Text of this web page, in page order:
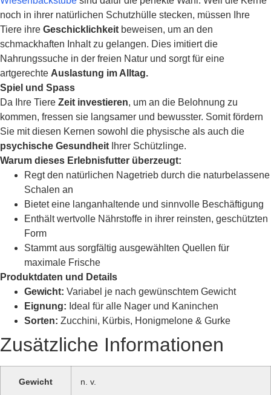
noch in ihrer natürlichen Schutzhülle stecken, müssen Ihre
Tiere ihre Geschicklichkeit beweisen, um an den
schmackhaften Inhalt zu gelangen. Dies imitiert die
Nahrungssuche in der freien Natur und sorgt für eine
artgerechte Auslastung im Alltag.
Spiel und Spass
Da Ihre Tiere Zeit investieren, um an die Belohnung zu
kommen, fressen sie langsamer und bewusster. Somit fördern
Sie mit diesen Kernen sowohl die physische als auch die
psychische Gesundheit Ihrer Schützlinge.
Warum dieses Erlebnisfutter überzeugt:
Regt den natürlichen Nagetrieb durch die naturbelassene
Schalen an
Bietet eine langanhaltende und sinnvolle Beschäftigung
Enthält wertvolle Nährstoffe in ihrer reinsten, geschützten
Form
Stammt aus sorgfältig ausgewählten Quellen für
maximale Frische
Produktdaten und Details
Gewicht: Variabel je nach gewünschtem Gewicht
Eignung: Ideal für alle Nager und Kaninchen
Sorten: Zucchini, Kürbis, Honigmelone & Gurke
Zusätzliche Informationen
Gewicht n. v.